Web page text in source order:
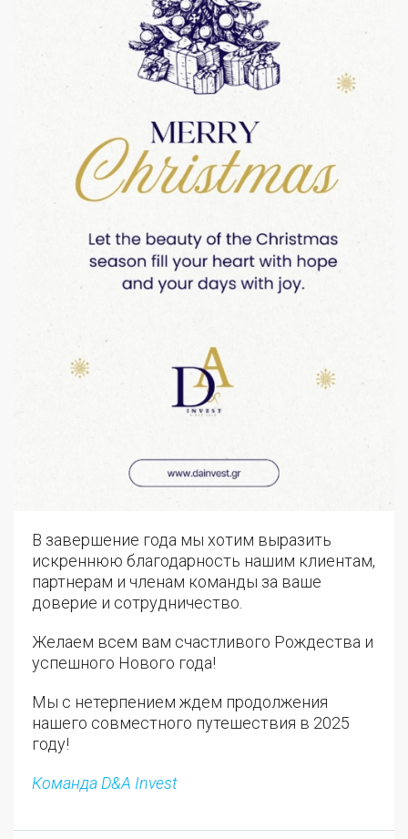
В завершение года мы хотим выразить
искреннюю благодарность нашим клиентам,
партнерам и членам команды за ваше
доверие и сотрудничество.
Желаем всем вам счастливого Рождества и
успешного Нового года!
Мы с нетерпением ждем продолжения
нашего совместного путешествия в 2025
году!
Команда D&A Invest